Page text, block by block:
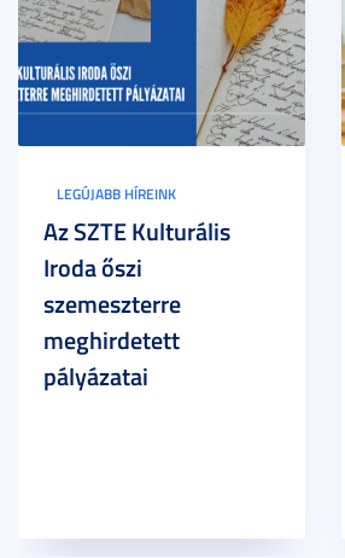
LEGÚJABB HÍREINK
Az SZTE Kulturális
Iroda őszi
szemeszterre
meghirdetett
pályázatai